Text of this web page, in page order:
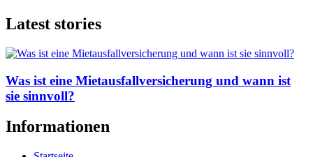
Latest stories
Was ist eine Mietausfallversicherung und wann ist
sie sinnvoll?
Informationen